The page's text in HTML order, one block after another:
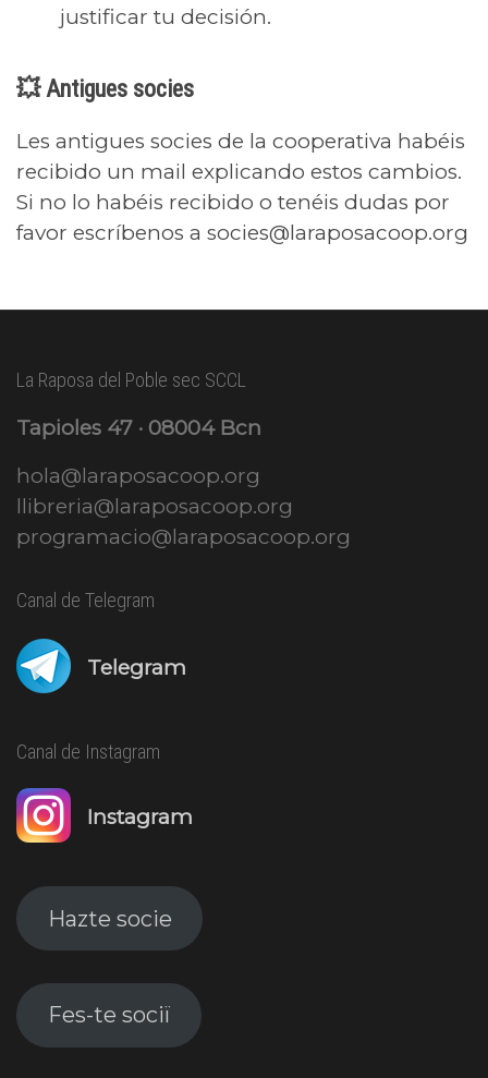
justificar tu decisión.
💥 Antigues socies
Les antigues socies de la cooperativa habéis
recibido un mail explicando estos cambios.
Si no lo habéis recibido o tenéis dudas por
favor escríbenos a socies@laraposacoop.org
La Raposa del Poble sec SCCL
Tapioles 47 · 08004 Bcn
hola@laraposacoop.org
llibreria@laraposacoop.org
programacio@laraposacoop.org
Canal de Telegram
Telegram
Canal de Instagram
Instagram
Hazte socie
Fes-te sociï